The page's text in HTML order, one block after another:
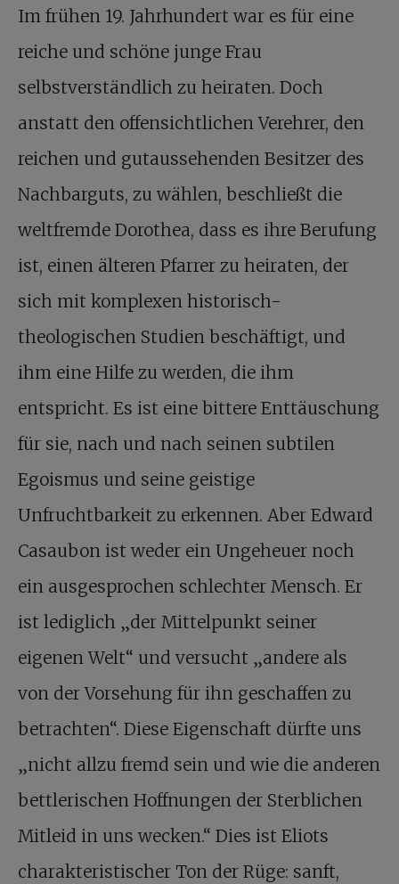
Im frühen 19. Jahrhundert war es für eine
reiche und schöne junge Frau
selbstverständlich zu heiraten. Doch
anstatt den offensichtlichen Verehrer, den
reichen und gutaussehenden Besitzer des
Nachbarguts, zu wählen, beschließt die
weltfremde Dorothea, dass es ihre Berufung
ist, einen älteren Pfarrer zu heiraten, der
sich mit komplexen historisch-
theologischen Studien beschäftigt, und
ihm eine Hilfe zu werden, die ihm
entspricht. Es ist eine bittere Enttäuschung
für sie, nach und nach seinen subtilen
Egoismus und seine geistige
Unfruchtbarkeit zu erkennen. Aber Edward
Casaubon ist weder ein Ungeheuer noch
ein ausgesprochen schlechter Mensch. Er
ist lediglich „der Mittelpunkt seiner
eigenen Welt“ und versucht „andere als
von der Vorsehung für ihn geschaffen zu
betrachten“. Diese Eigenschaft dürfte uns
„nicht allzu fremd sein und wie die anderen
bettlerischen Hoffnungen der Sterblichen
Mitleid in uns wecken.“ Dies ist Eliots
charakteristischer Ton der Rüge: sanft,